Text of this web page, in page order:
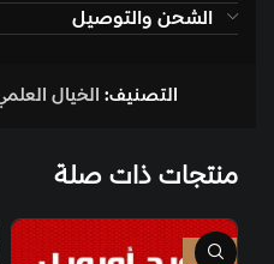
الشحن والتوصيل
التصنيف: الخيال
منتجات ذات صلة
-10%